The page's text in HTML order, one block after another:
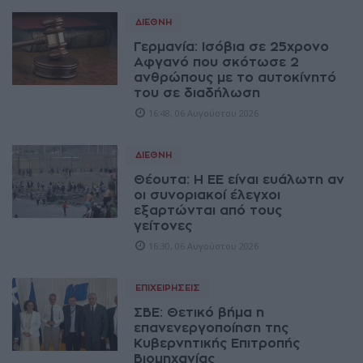
ΔΙΕΘΝΉ
Γερμανία: Ισόβια σε 25χρονο
Αφγανό που σκότωσε 2
ανθρώπους με το αυτοκίνητό
του σε διαδήλωση
16:48, 06 Αυγούστου 2026
ΔΙΕΘΝΉ
Θέουτα: Η ΕΕ είναι ευάλωτη αν
οι συνοριακοί έλεγχοι
εξαρτώνται από τους
γείτονες
16:30, 06 Αυγούστου 2026
ΕΠΙΧΕΙΡΉΣΕΙΣ
ΣΒΕ: Θετικό βήμα η
επανενεργοποίηση της
Κυβερνητικής Επιτροπής
Βιομηχανίας